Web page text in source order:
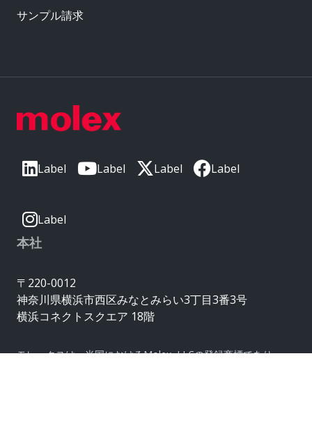
Label Label Label Label
Label
本社
〒220-0012
神奈川県横浜市西区みなとみらい3丁目3番3号
横浜コネクトスクエア 18階
モレックスは、米国におけるMolex, LLCの登録商標であり、
サンプル請求